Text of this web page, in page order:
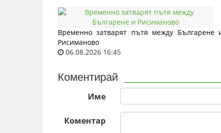
Временно затварят пътя между Българене
Рисиманово
06.08.2026 16:45
Коментирай
Име
Коментар